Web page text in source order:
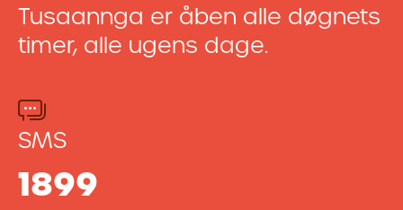
Tusaannga er åben alle døgnets
timer, alle ugens dage.
SMS
1899